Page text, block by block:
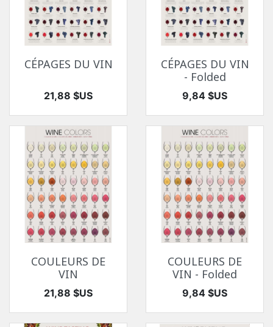
CÉPAGES DU VIN
Prix
21,88 $US
CÉPAGES DU VIN
- Folded
Prix
9,84 $US
COULEURS DE
VIN
Prix
21,88 $US
COULEURS DE
VIN - Folded
Prix
9,84 $US